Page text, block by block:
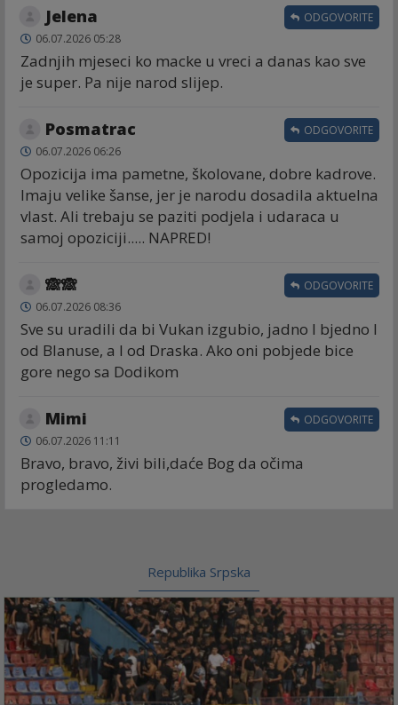
Jelena
06.07.2026 05:28
Zadnjih mjeseci ko macke u vreci a danas kao sve
je super. Pa nije narod slijep.
ODGOVORITE
Posmatrac
06.07.2026 06:26
Opozicija ima pametne, školovane, dobre kadrove.
Imaju velike šanse, jer je narodu dosadila aktuelna
vlast. Ali trebaju se paziti podjela i udaraca u
samoj opoziciji..... NAPRED!
ODGOVORITE
🙈🙈
06.07.2026 08:36
Sve su uradili da bi Vukan izgubio, jadno I bjedno I
od Blanuse, a I od Draska. Ako oni pobjede bice
gore nego sa Dodikom
ODGOVORITE
Mimi
06.07.2026 11:11
Bravo, bravo, živi bili,daće Bog da očima
progledamo.
ODGOVORITE
Republika Srpska